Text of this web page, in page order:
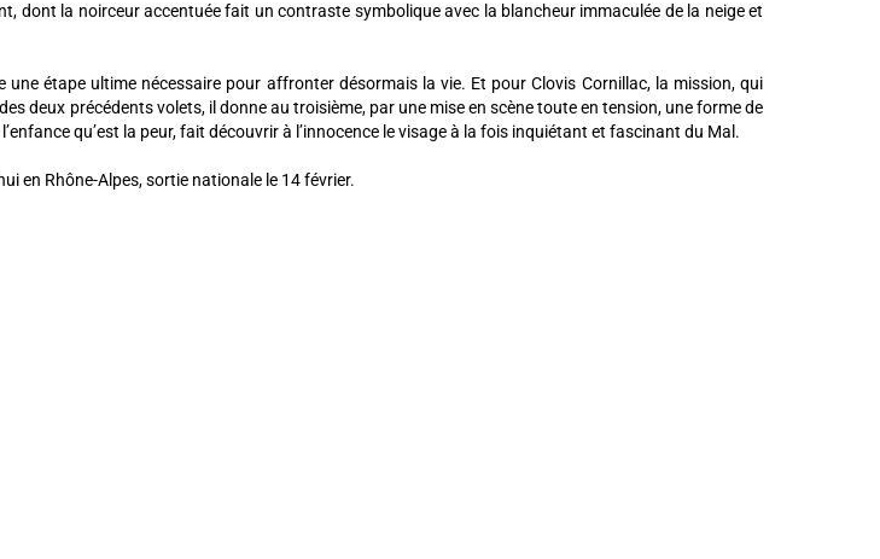
dont la noirceur accentuée fait un contraste symbolique avec la blancheur immaculée de la neige et
étape ultime nécessaire pour affronter désormais la vie. Et pour Clovis Cornillac, la mission, qui
deux précédents volets, il donne au troisième, par une mise en scène toute en tension, une forme de
qu’est la peur, fait découvrir à l’innocence le visage à la fois inquiétant et fascinant du Mal.
en Rhône-Alpes, sortie nationale le 14 février.